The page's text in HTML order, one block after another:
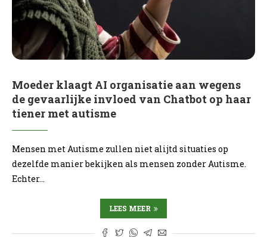
Moeder klaagt AI organisatie aan wegens
de gevaarlijke invloed van Chatbot op haar
tiener met autisme
Mensen met Autisme zullen niet alijtd situaties op
dezelfde manier bekijken als mensen zonder Autisme.
Echter…
LEES MEER